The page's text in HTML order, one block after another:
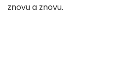
znovu a znovu.